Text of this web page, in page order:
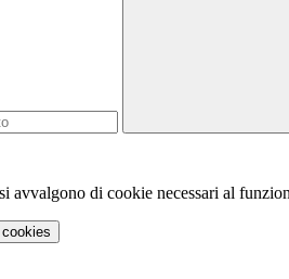
avvalgono di cookie necessari al